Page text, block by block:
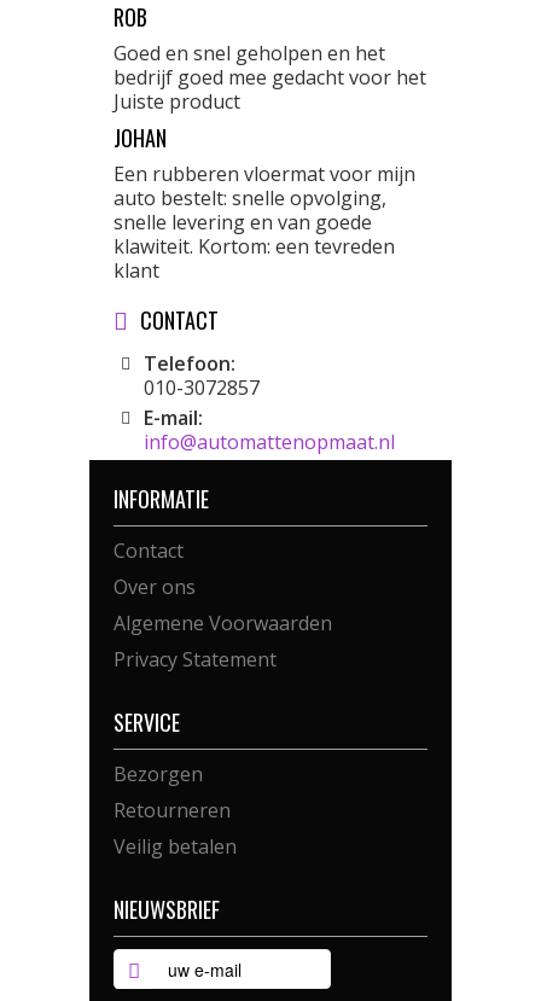
ROB
Goed en snel geholpen en het
bedrijf goed mee gedacht voor het
Juiste product
JOHAN
Een rubberen vloermat voor mijn
auto bestelt: snelle opvolging,
snelle levering en van goede
klawiteit. Kortom: een tevreden
klant
CONTACT
Telefoon:
010-3072857
E-mail:
info@automattenopmaat.nl
INFORMATIE
Contact
Over ons
Algemene Voorwaarden
Privacy Statement
SERVICE
Bezorgen
Retourneren
Veilig betalen
NIEUWSBRIEF